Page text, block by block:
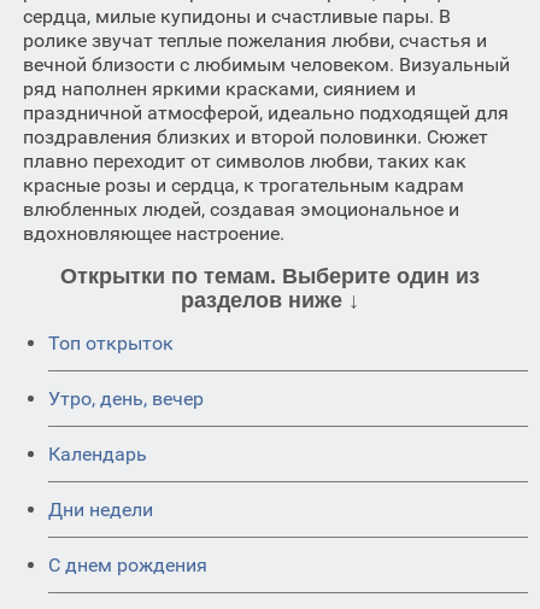
сердца, милые купидоны и счастливые пары. В
ролике звучат теплые пожелания любви, счастья и
вечной близости с любимым человеком. Визуальный
ряд наполнен яркими красками, сиянием и
праздничной атмосферой, идеально подходящей для
поздравления близких и второй половинки. Сюжет
плавно переходит от символов любви, таких как
красные розы и сердца, к трогательным кадрам
влюбленных людей, создавая эмоциональное и
вдохновляющее настроение.
Открытки по темам. Выберите один из
разделов ниже ↓
Топ открыток
Утро, день, вечер
Календарь
Дни недели
C днем рождения